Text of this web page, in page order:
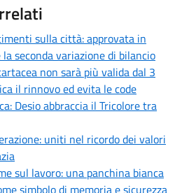
sulla città: approvata in
seconda variazione di bilancio
non sarà più valida dal 3
il rinnovo ed evita le code
Desio abbraccia il Tricolore tra
uniti nel ricordo dei valori
sul lavoro: una panchina bianca